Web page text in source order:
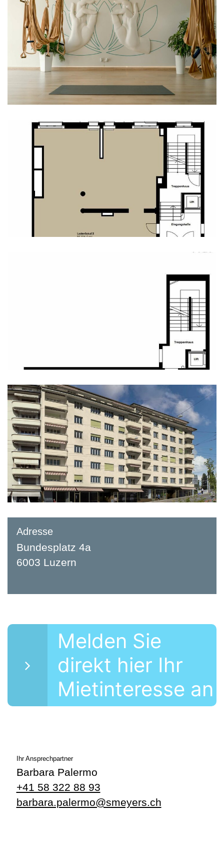
Adresse
Bundesplatz 4a
6003 Luzern
Melden Sie
direkt hier Ihr
Mietinteresse an
Ihr Ansprechpartner
Barbara Palermo
+41 58 322 88 93
barbara.palermo@smeyers.ch